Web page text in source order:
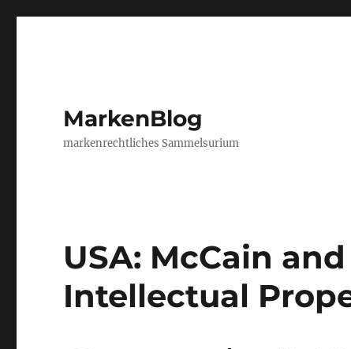
MarkenBlog
markenrechtliches Sammelsurium
USA: McCain
Intellectual